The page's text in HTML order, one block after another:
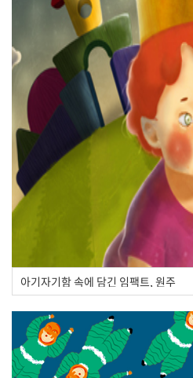
아기자기함 속에 담긴 임팩트, 원주